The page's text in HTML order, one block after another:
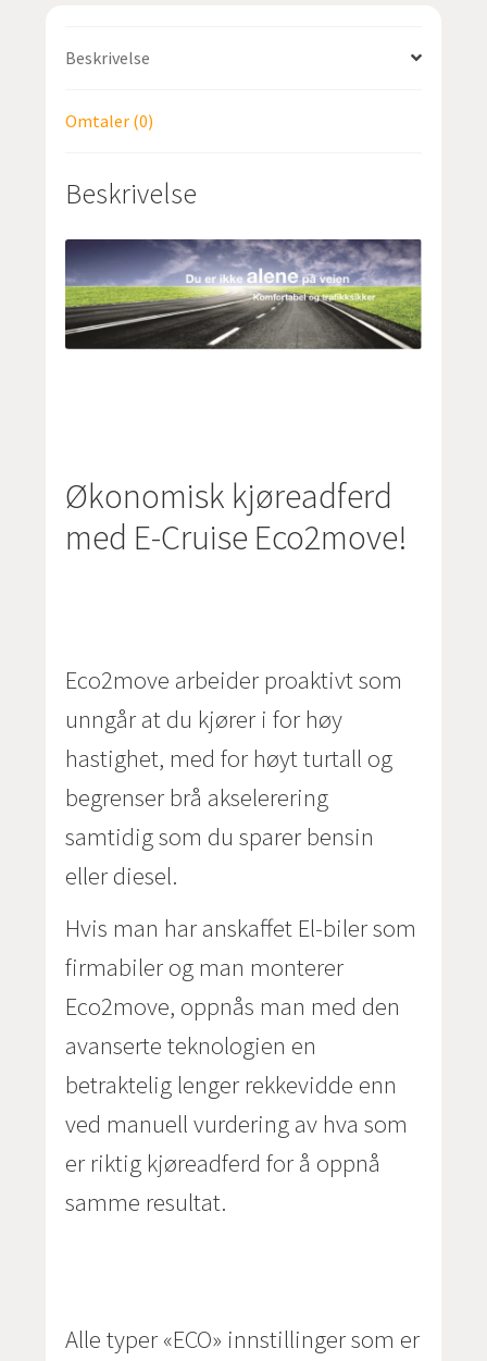
Beskrivelse
Omtaler (0)
Beskrivelse
Økonomisk kjøreadferd
med E-Cruise Eco2move!
Eco2move arbeider proaktivt som
unngår at du kjører i for høy
hastighet, med for høyt turtall og
begrenser brå akselerering
samtidig som du sparer bensin
eller diesel.
Hvis man har anskaffet El-biler som
firmabiler og man monterer
Eco2move, oppnås man med den
avanserte teknologien en
betraktelig lenger rekkevidde enn
ved manuell vurdering av hva som
er riktig kjøreadferd for å oppnå
samme resultat.
Alle typer «ECO» innstillinger som er